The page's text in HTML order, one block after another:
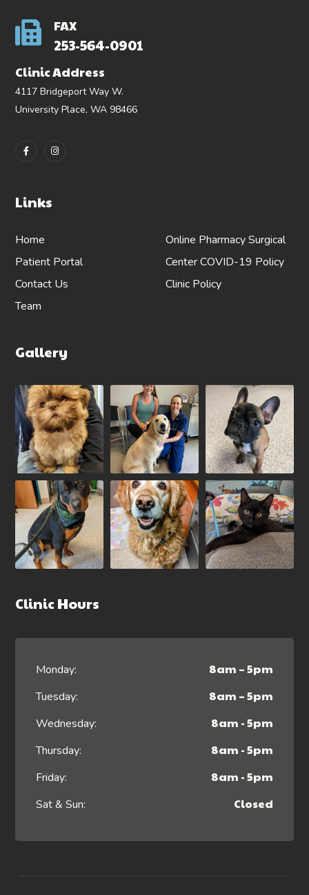
FAX
253-564-0901
Clinic Address
4117 Bridgeport Way W.
University Place, WA 98466
Links
Home
Patient Portal
Contact Us
Team
Online PharmacySurgical
CenterCOVID-19 Policy
Clinic Policy
Gallery
Clinic Hours
Monday: 8am – 5pm
Tuesday: 8am – 5pm
Wednesday: 8am - 5pm
Thursday: 8am - 5pm
Friday: 8am - 5pm
Sat & Sun: Closed